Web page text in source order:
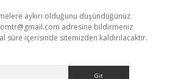
aykırı olduğunu düşündüğünüz
adresine bildirmeniz
süre içerisinde sitemizden kaldırılacaktır.